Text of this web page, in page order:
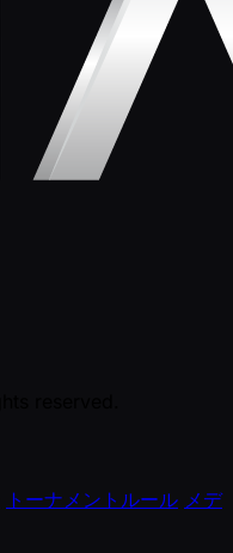
トーナメントルール メデ